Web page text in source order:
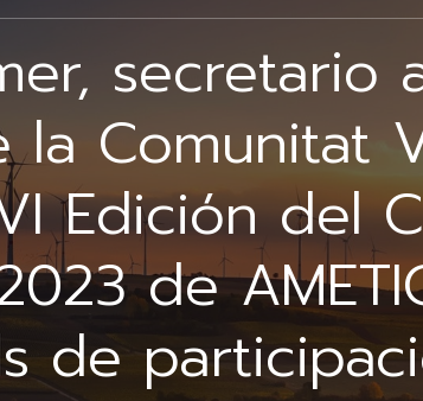
secretario
la Comunitat
Edición del
de
de